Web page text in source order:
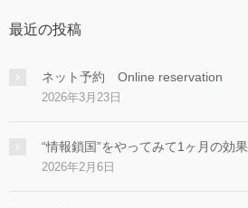
最近の投稿
ネット予約 Online reservation
2026年3月23日
“情報鎖国”をやってみて1ヶ月の効果
2026年2月6日